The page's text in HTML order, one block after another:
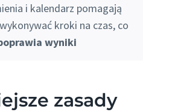
i kalendarz pomagają
kroki na czas, co
wyniki
zasady